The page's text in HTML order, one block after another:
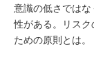
意識の低さではな
性がある。リス
ための原則とは。